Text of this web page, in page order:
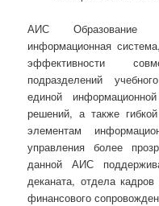
АИС Образование
информационная
эффективности
подразделений
единой
решений, а также
элементам
управления более
данной АИС
деканата, отдела
финансового